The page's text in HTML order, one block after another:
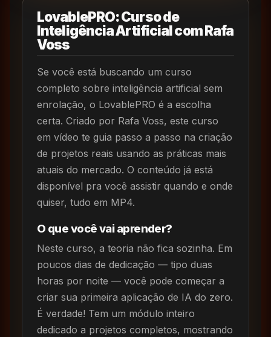
LovablePRO: Curso de
Inteligência Artificial com Rafa
Voss
Se você está buscando um curso
completo sobre inteligência artificial sem
enrolação, o LovablePRO é a escolha
certa. Criado por Rafa Voss, este curso
em vídeo te guia passo a passo na criação
de projetos reais usando as práticas mais
atuais do mercado. O conteúdo já está
disponível pra você assistir quando e onde
quiser, tudo em MP4.
O que você vai aprender?
Neste curso, a teoria não fica sozinha. Em
poucos dias de dedicação — tipo duas
horas por noite — você pode começar a
criar sua primeira aplicação de IA do zero.
É verdade! Tem um módulo inteiro
dedicado a projetos completos, mostrando